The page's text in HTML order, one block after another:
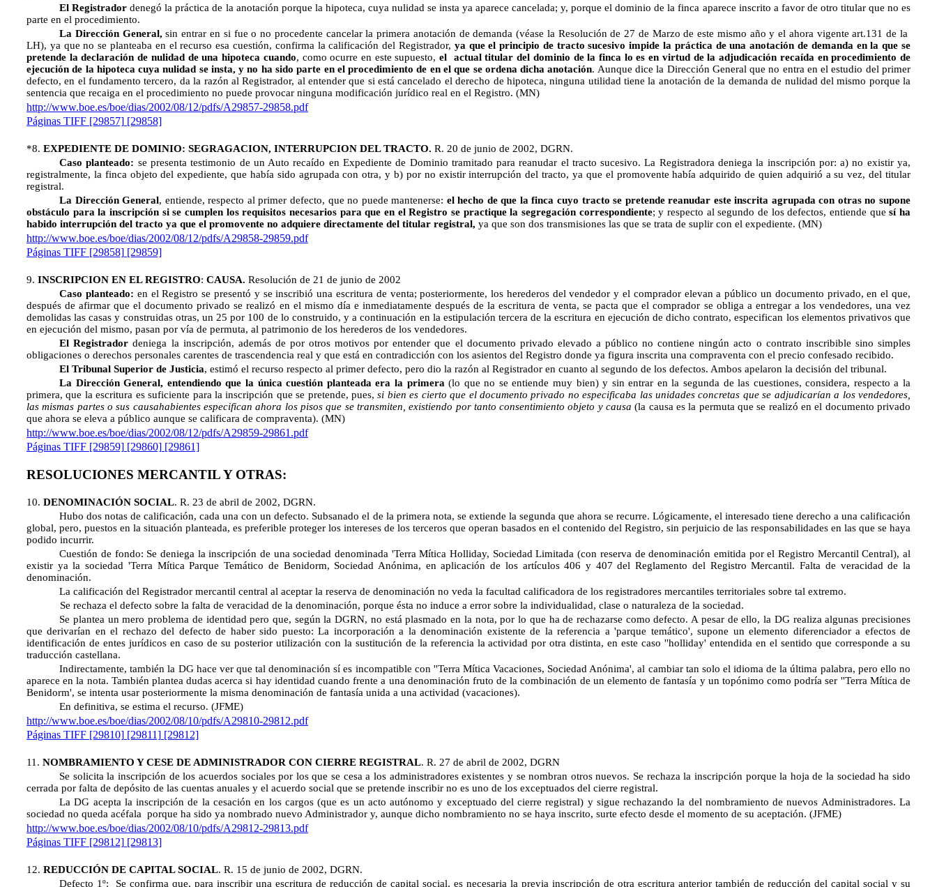
El Registrador denegó la práctica de la anotación porque la hipoteca, cuya nulidad se insta ya aparece cancelada; y, porque el dominio de la finca aparece inscrito a favor de otro titular que no es
parte en el procedimiento.
La Dirección General,sin entrar en si fue o no procedente cancelar la primera anotación de demanda (véase la Resolución de 27 de Marzo de este mismo año y el ahora vigente art.131 de la
LH), ya que no se planteaba en el recurso esa cuestión, confirma la calificación del Registrador, ya que el principio de tracto sucesivo impide la práctica de una anotación de demanda en la que se
pretende la declaración de nulidad de una hipoteca cuando, como ocurre en este supuesto,el
actual titular del dominio de la finca lo es en virtud de la adjudicación recaída en procedimiento de
ejecución de la hipoteca cuya nulidad se insta, y no ha sido parte en el procedimiento de en el que se ordena dicha anotación. Aunque dice la Dirección General que no entra en el estudio del primer
defecto, en el fundamento tercero, da la razón al Registrador, al entender que si está cancelado el derecho de hipoteca, ninguna utilidad tiene la anotación de la demanda de nulidad del mismo porque la
sentencia que recaiga en el procedimiento no puede provocar ninguna modificación jurídico real en el Registro. (MN)
http://www.boe.es/boe/dias/2002/08/12/pdfs/A29857-29858.pdf
Páginas TIFF [29857] [29858]
*8. EXPEDIENTE DE DOMINIO: SEGRAGACION, INTERRUPCION DEL TRACTO. R. 20 de junio de 2002, DGRN.
Caso planteado: se presenta testimonio de un Auto recaído en Expediente de Dominio tramitado para reanudar el tracto sucesivo. La Registradora deniega la inscripción por: a) no existir ya,
registralmente, la finca objeto del expediente, que había sido agrupada con otra, y b) por no existir interrupción del tracto, ya que el promovente había adquirido de quien adquirió a su vez, del titular
registral.
La Dirección General, entiende, respecto al primer defecto, que no puede mantenerse: el hecho de que la finca cuyo tracto se pretende reanudar este inscrita agrupada con otras no supone
obstáculo para la inscripción si se cumplen los requisitos necesarios para que en el Registro se practique la segregación correspondiente; y respecto al segundo de los defectos, entiende quesí ha
habido interrupción del tracto ya que el promovente no adquiere directamente del titular registral, ya que son dos transmisiones las que se trata de suplir con el expediente. (MN)
http://www.boe.es/boe/dias/2002/08/12/pdfs/A29858-29859.pdf
Páginas TIFF [29858] [29859]
9. INSCRIPCION EN EL REGISTRO: CAUSA. Resolución de 21 de junio de 2002
Caso planteado: en el Registro se presentó y se inscribió una escritura de venta; posteriormente, los herederos del vendedor y el comprador elevan a público un documento privado, en el que,
después de afirmar que el documento privado se realizó en el mismo día e inmediatamente después de la escritura de venta, se pacta que el comprador se obliga a entregar a los vendedores, una vez
demolidas las casas y construidas otras, un 25 por 100 de lo construido, y a continuación en la estipulación tercera de la escritura en ejecución de dicho contrato, especifican los elementos privativos que
en ejecución del mismo, pasan por vía de permuta, al patrimonio de los herederos de los vendedores.
El Registrador deniega la inscripción, además de por otros motivos por entender que el documento privado elevado a público no contiene ningún acto o contrato inscribible sino simples
obligaciones o derechos personales carentes de trascendencia real y que está en contradicción con los asientos del Registro donde ya figura inscrita una compraventa con el precio confesado recibido.
El Tribunal Superior de Justicia, estimó el recurso respecto al primer defecto, pero dio la razón al Registrador en cuanto al segundo de los defectos. Ambos apelaron la decisión del tribunal.
La Dirección General, entendiendo que la única cuestión planteada era la primera(lo que no se entiende muy bien) y sin entrar en la segunda de las cuestiones, considera, respecto a la
primera, que la escritura es suficiente para la inscripción que se pretende, pues,si bien es cierto que el documento privado no especificaba las unidades concretas que se adjudicarían a los vendedores,
las mismas partes o sus causahabientes especifican ahora los pisos que se transmiten, existiendo por tanto consentimiento objeto y causa(la causa es la permuta que se realizó en el documento privado
que ahora se eleva a público aunque se calificara de compraventa). (MN)
http://www.boe.es/boe/dias/2002/08/12/pdfs/A29859-29861.pdf
Páginas TIFF [29859] [29860] [29861]
RESOLUCIONES MERCANTIL Y OTRAS:
10. DENOMINACIÓN SOCIAL. R. 23 de abril de 2002, DGRN.
Hubo dos notas de calificación, cada una con un defecto. Subsanado el de la primera nota, se extiende la segunda que ahora se recurre. Lógicamente, el interesado tiene derecho a una calificación
global, pero, puestos en la situación planteada, es preferible proteger los intereses de los terceros que operan basados en el contenido del Registro, sin perjuicio de las responsabilidades en las que se haya
podido incurrir.
Cuestión de fondo: Se deniega la inscripción de una sociedad denominada 'Terra Mítica Holliday, Sociedad Limitada (con reserva de denominación emitida por el Registro Mercantil Central), al
existir ya la sociedad 'Terra Mítica Parque Temático de Benidorm, Sociedad Anónima, en aplicación de los artículos 406 y 407 del Reglamento del Registro Mercantil. Falta de veracidad de la
denominación.
La calificación del Registrador mercantil central al aceptar la reserva de denominación no veda la facultad calificadora de los registradores mercantiles territoriales sobre tal extremo.
Se rechaza el defecto sobre la falta de veracidad de la denominación, porque ésta no induce a error sobre la individualidad, clase o naturaleza de la sociedad.
Se plantea un mero problema de identidad pero que, según la DGRN, no está plasmado en la nota, por lo que ha de rechazarse como defecto. A pesar de ello, la DG realiza algunas precisiones
que derivarían en el rechazo del defecto de haber sido puesto: La incorporación a la denominación existente de la referencia a 'parque temático', supone un elemento diferenciador a efectos de
identificación de entes jurídicos en caso de su posterior utilización con la sustitución de la referencia la actividad por otra distinta, en este caso ''holliday' entendida en el sentido que corresponde a su
traducción castellana.
Indirectamente, también la DG hace ver que tal denominación sí es incompatible con ''Terra Mítica Vacaciones, Sociedad Anónima', al cambiar tan solo el idioma de la última palabra, pero ello no
aparece en la nota. También plantea dudas acerca si hay identidad cuando frente a una denominación fruto de la combinación de un elemento de fantasía y un topónimo como podría ser ''Terra Mítica de
Benidorm', se intenta usar posteriormente la misma denominación de fantasía unida a una actividad (vacaciones).
En definitiva, se estima el recurso.(JFME)
http://www.boe.es/boe/dias/2002/08/10/pdfs/A29810-29812.pdf
Páginas TIFF [29810] [29811] [29812]
11. NOMBRAMIENTO Y CESE DE ADMINISTRADOR CON CIERRE REGISTRAL. R. 27 de abril de 2002, DGRN
Se solicita la inscripción de los acuerdos sociales por los que se cesa a los administradores existentes y se nombran otros nuevos. Se rechaza la inscripción porque la hoja de la sociedad ha sido
cerrada por falta de depósito de las cuentas anuales y el acuerdo social que se pretende inscribir no es uno de los exceptuados del cierre registral.
La DG acepta la inscripción de la cesación en los cargos (que es un acto autónomo y exceptuado del cierre registral) y sigue rechazando la del nombramiento de nuevos Administradores. La
sociedad no queda acéfala porque ha sido ya nombrado nuevo Administrador y, aunque dicho nombramiento no se haya inscrito, surte efecto desde el momento de su aceptación. (JFME)
http://www.boe.es/boe/dias/2002/08/10/pdfs/A29812-29813.pdf
Páginas TIFF [29812] [29813]
12. REDUCCIÓN DE CAPITAL SOCIAL. R. 15 de junio de 2002, DGRN.
Defecto 1º:
Se confirma que, para inscribir una escritura de reducción de capital social, es necesaria la previa inscripción de otra escritura anterior también de reducción del capital social y su